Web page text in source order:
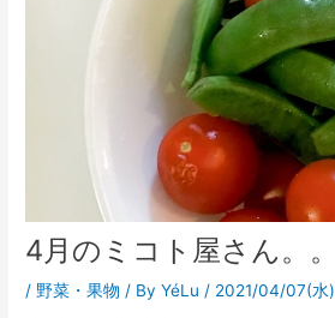
4月のミコト屋さん。。
/ 野菜・果物 / ByYéLu / 2021/04/07(水)